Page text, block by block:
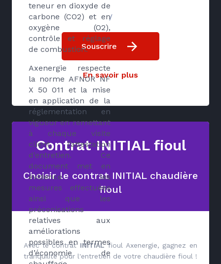
teneur en dioxyde de
carbone (CO2) et en
oxygène (O2),
contrôle et réglage
de combustion.
Axenergie respecte
la norme AFNOR NF
X 50 011 et la mise
en application de la
réglementation en
vigueur en remettant
à chaque visite
client, l’attestation
d’entretien. Ce
document met en
évidence les
mesures effectuées
ainsi que les
préconisations
relatives aux
améliorations
possibles en termes
d’économie de
/
Souscrire
En savoir plus
Contrat INITIAL fioul
Choisir le contrat INITIAL chaudière
fioul
Avec le contrat INITIALfioul Axenergie, gagnez en
tranquilité pour l'entretien de votre chaudière fioul !